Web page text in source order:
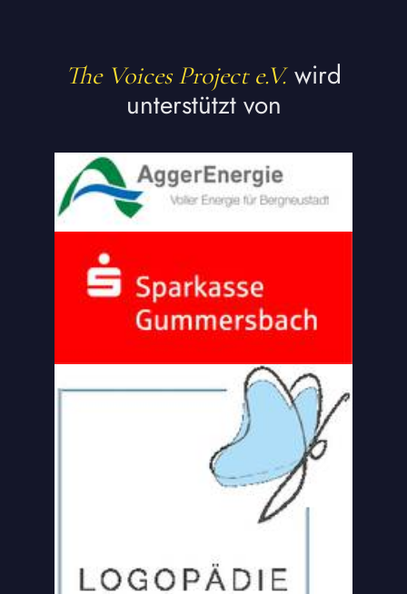
The Voices Project e.V. wird
unterstützt von